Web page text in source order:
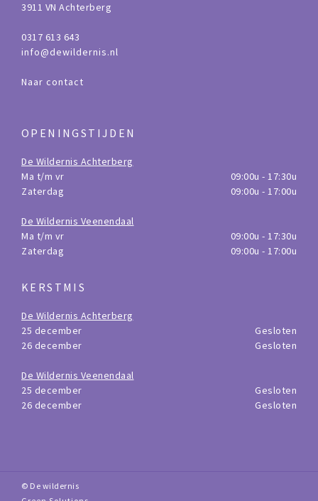
3911 VN Achterberg
0317 613 643
info@dewildernis.nl
Naar contact
OPENINGSTIJDEN
De Wildernis Achterberg
Ma t/m vr
09:00u - 17:30u
Zaterdag
09:00u - 17:00u
De Wildernis Veenendaal
Ma t/m vr
09:00u - 17:30u
Zaterdag
09:00u - 17:00u
KERSTMIS
De Wildernis Achterberg
25 december
Gesloten
26 december
Gesloten
De Wildernis Veenendaal
25 december
Gesloten
26 december
Gesloten
© De wildernis